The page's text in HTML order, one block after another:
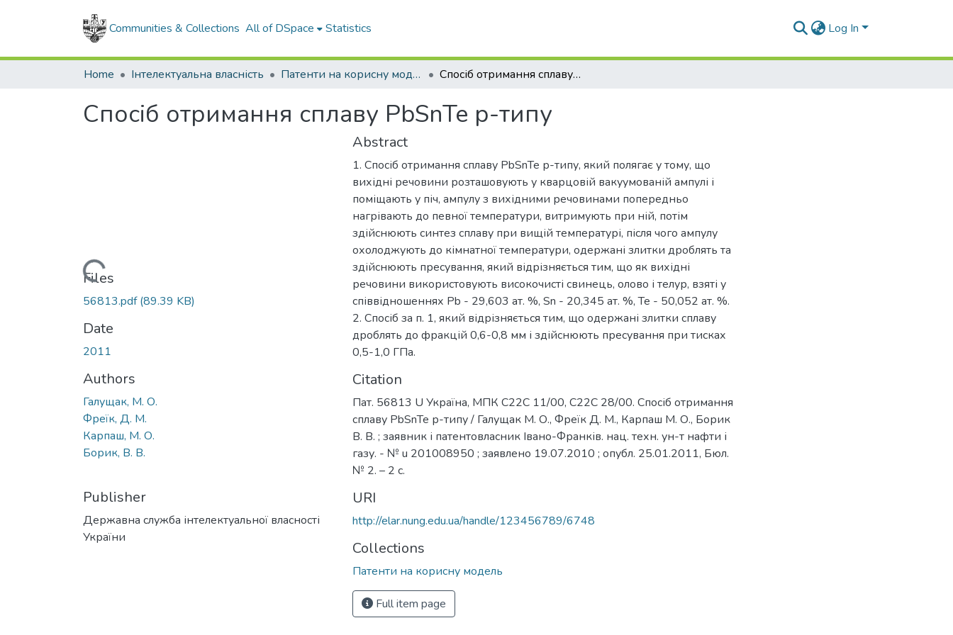
Communities & Collections All of DSpace Statistics Log In
Home Інтелектуальна власність Патенти на корисну модель Спосіб отримання сплаву PbSnTe р-типу
Спосіб отримання сплаву PbSnTe р-типу
Loading...
Files
56813.pdf(89.39 KB)
Date
2011
Authors
Галущак, М. О.
Фреїк, Д. М.
Карпаш, М. О.
Борик, В. В.
Publisher
Державна служба інтелектуальної власності
України
Abstract
1. Спосіб отримання сплаву PbSnTe р-типу, який полягає у тому, що
вихідні речовини розташовують у кварцовій вакуумованій ампулі і
поміщають у піч, ампулу з вихідними речовинами попередньо
нагрівають до певної температури, витримують при ній, потім
здійснюють синтез сплаву при вищій температурі, після чого ампулу
охолоджують до кімнатної температури, одержані злитки дроблять та
здійснюють пресування, який відрізняється тим, що як вихідні
речовини використовують високочисті свинець, олово і телур, взяті у
співвідношеннях Рb - 29,603 ат. %, Sn - 20,345 ат. %, Те - 50,052 ат. %.
2. Спосіб за п. 1, який відрізняється тим, що одержані злитки сплаву
дроблять до фракцій 0,6-0,8 мм і здійснюють пресування при тисках
0,5-1,0 ГПа.
Citation
Пат. 56813 U Україна, МПК C22C 11/00, C22C 28/00. Спосіб отримання
сплаву PbSnTe р-типу / Галущак М. О., Фреїк Д. М., Карпаш М. О., Борик
В. В. ; заявник і патентовласник Івано-Франків. нац. техн. ун-т нафти і
газу. - № u 201008950 ; заявлено 19.07.2010 ; опубл. 25.01.2011, Бюл.
№ 2. – 2 с.
URI
http://elar.nung.edu.ua/handle/123456789/6748
Collections
Патенти на корисну модель
Full item page